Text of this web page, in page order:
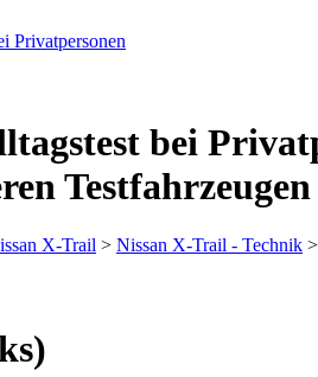
bei
Testfahrzeugen
X-Trail > Nissan X-Trail - Technik